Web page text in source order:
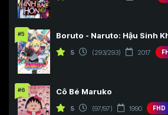
#5 Boruto - Naruto: Hậu Sinh
5 (293/293) 2017
#6 Cô Bé Maruko
5 (97/97) 1990 FHD